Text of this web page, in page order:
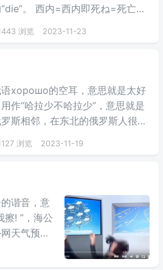
。 西内=西内即死ね=死亡主
如果有人在日常生活中对自己说
在侮辱自己。
浏览 2023-11-23
хорошо的空耳，意思就是太好
作“哈拉少不哈拉少”，意思就是
斯相邻，在东北的俄罗斯人很
言也会溶入到东北人的生活中。
这句俄语变成了东北方言。哈拉
浏览 2023-11-19
谐音，意
擦! ”，海公
天气预报
前走了两